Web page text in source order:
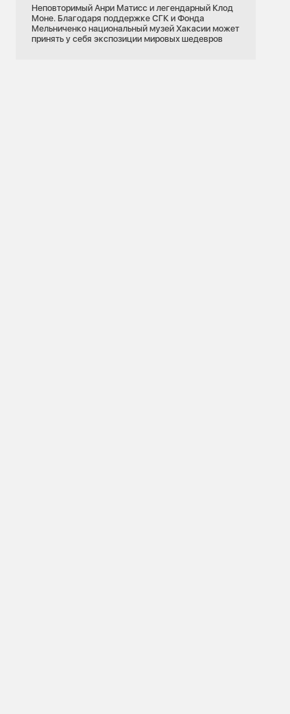
Неповторимый Анри Матисс и легендарный Клод
Моне. Благодаря поддержке СГК и Фонда
Мельниченко национальный музей Хакасии может
принять у себя экспозиции мировых шедевров